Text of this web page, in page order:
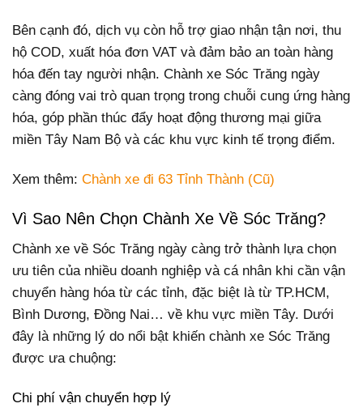
Bên cạnh đó, dịch vụ còn hỗ trợ giao nhận tận nơi, thu
hộ COD, xuất hóa đơn VAT và đảm bảo an toàn hàng
hóa đến tay người nhận. Chành xe Sóc Trăng ngày
càng đóng vai trò quan trọng trong chuỗi cung ứng hàng
hóa, góp phần thúc đẩy hoạt động thương mại giữa
miền Tây Nam Bộ và các khu vực kinh tế trọng điểm.
Xem thêm: Chành xe đi 63 Tỉnh Thành (Cũ)
Vì Sao Nên Chọn Chành Xe Về Sóc Trăng?
Chành xe về Sóc Trăng ngày càng trở thành lựa chọn
ưu tiên của nhiều doanh nghiệp và cá nhân khi cần vận
chuyển hàng hóa từ các tỉnh, đặc biệt là từ TP.HCM,
Bình Dương, Đồng Nai… về khu vực miền Tây. Dưới
đây là những lý do nổi bật khiến chành xe Sóc Trăng
được ưa chuộng:
Chi phí vận chuyển hợp lý